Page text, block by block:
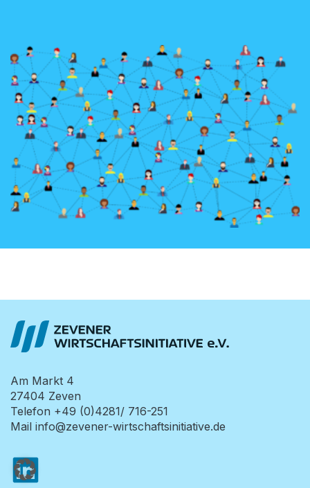
Am Markt 4
27404 Zeven
Telefon +49 (0)4281/ 716-251
Mail info@zevener-wirtschaftsinitiative.de